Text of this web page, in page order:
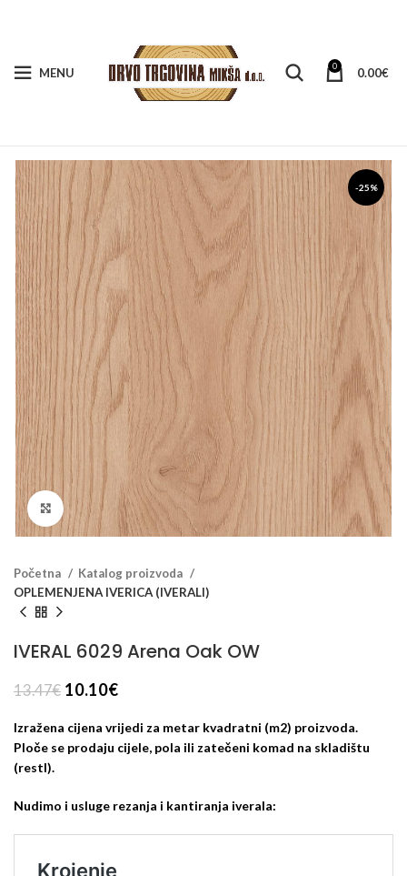
MENU 0 0.00€
-25%
Klikni za veći prikaz
Početna
Katalog proizvoda
OPLEMENJENA IVERICA (IVERALI)
IVERAL 6029 Arena Oak OW
13.47€ 10.10€
Izražena cijena vrijedi za metar kvadratni (m2) proizvoda.
Ploče se prodaju cijele, pola ili zatečeni komad na skladištu
(restl).
Nudimo i usluge rezanja i kantiranja iverala: